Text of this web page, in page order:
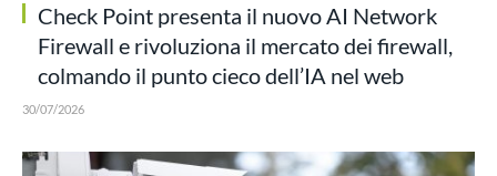
Check Point presenta il nuovo AI Network
Firewall e rivoluziona il mercato dei firewall,
colmando il punto cieco dell’IA nel web
30/07/2026